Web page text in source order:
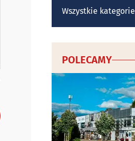
Wszystkie kategorie
POLECAMY